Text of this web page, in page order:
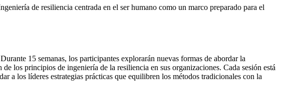
de resiliencia centrada en el ser humano como un marco preparado para el
15 semanas, los participantes explorarán nuevas formas de abordar la
los principios de ingeniería de la resiliencia en sus organizaciones. Cada sesión está
a los líderes estrategias prácticas que equilibren los métodos tradicionales con la